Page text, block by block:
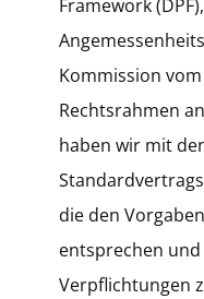
Framework
Kommission
Rechtsrahmen
haben wir mit
die den
entsprechen
Verpflichtungen